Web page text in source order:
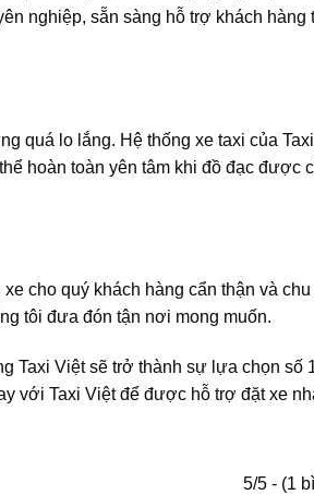
nghiệp, sẵn sàng hỗ trợ khách hàng
quá lo lắng. Hệ thống xe taxi của
hoàn toàn yên tâm khi đồ đạc được
cho quý khách hàng cẩn thận và chu
tôi đưa đón tận nơi mong muốn.
Taxi Việt sẽ trở thành sự lựa chọn số
với Taxi Việt để được hỗ trợ đặt xe
5/5 - (1